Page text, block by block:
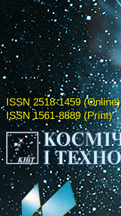
ISSN 2518-1459 (Online)
ISSN 1561-8889 (Print)